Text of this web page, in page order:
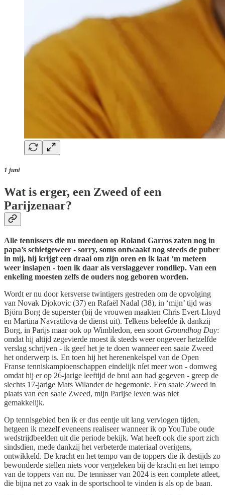
1 juni
Wat is erger, een Zweed of een
Parijzenaar?
Alle tennissers die nu meedoen op Roland Garros zaten nog in
papa’s schietgeweer - sorry, soms ontwaakt nog steeds de puber
in mij, hij krijgt een draai om zijn oren en ik laat ‘m meteen
weer inslapen - toen ik daar als verslaggever rondliep. Van een
enkeling moesten zelfs de ouders nog geboren worden.
Wordt er nu door kersverse twintigers gestreden om de opvolging
van Novak Djokovic (37) en Rafaël Nadal (38), in ‘mijn’ tijd was
Björn Borg de superster (bij de vrouwen maakten Chris Evert-Lloyd
en Martina Navratilova de dienst uit). Telkens beleefde ik dankzij
Borg, in Parijs maar ook op Wimbledon, een soort Groundhog Day:
omdat hij altijd zegevierde moest ik steeds weer ongeveer hetzelfde
verslag schrijven - ik geef het je te doen wanneer een saaie Zweed
het onderwerp is. En toen hij het herenenkelspel van de Open
Franse tenniskampioenschappen eindelijk níet meer won - domweg
omdat hij er op 26-jarige leeftijd de brui aan had gegeven - greep de
slechts 17-jarige Mats Wilander de hegemonie. Een saaie Zweed in
plaats van een saaie Zweed, mijn Parijse leven was niet
gemakkelijk.
Op tennisgebied ben ik er dus eentje uit lang vervlogen tijden,
hetgeen ik mezelf eveneens realiseer wanneer ik op YouTube oude
wedstrijdbeelden uit die periode bekijk. Wat heeft ook die sport zich
sindsdien, mede dankzij het verbeterde materiaal overigens,
ontwikkeld. De kracht en het tempo van de toppers die ik destijds zo
bewonderde stellen niets voor vergeleken bij de kracht en het tempo
van de toppers van nu. De tennisser van 2024 is een complete atleet,
die bijna net zo vaak in de sportschool te vinden is als op de baan.